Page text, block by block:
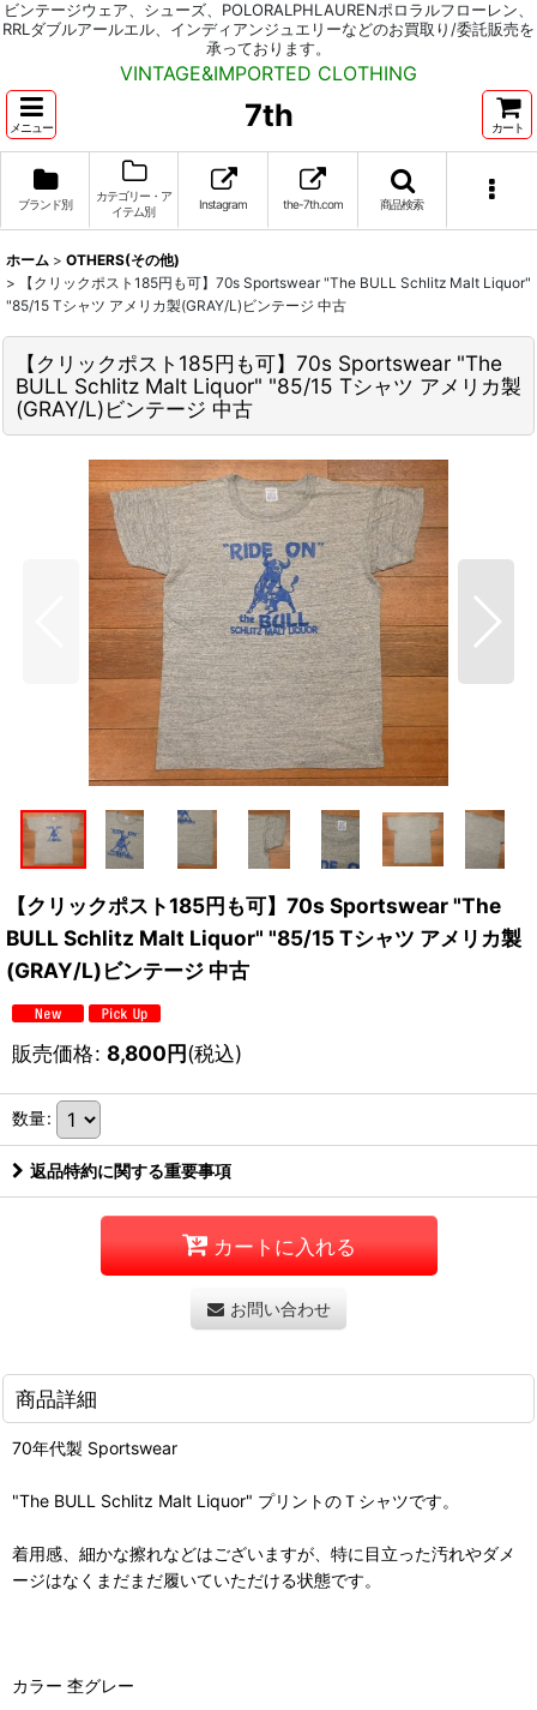
ビンテージウェア、シューズ、POLORALPHLAURENポロラルフローレン、
RRLダブルアールエル、インディアンジュエリーなどのお買取り/委託販売を
承っております。
VINTAGE&IMPORTED CLOTHING
メニュー 7th カート
ブランド別
カテゴリー・ア
イテム別
Instagram the-7th.com 商品検索
ホーム > OTHERS(その他)
>
【クリックポスト185円も可】70s Sportswear "The BULL Schlitz Malt Liquor"
"85/15 Tシャツ アメリカ製(GRAY/L)ビンテージ 中古
【クリックポスト185円も可】70s Sportswear "The
BULL Schlitz Malt Liquor" "85/15 Tシャツ アメリカ製
(GRAY/L)ビンテージ 中古
【クリックポスト185円も可】70s Sportswear "The
BULL Schlitz Malt Liquor" "85/15 Tシャツ アメリカ製
(GRAY/L)ビンテージ 中古
販売価格: 8,800円(税込)
数量:
返品特約に関する重要事項
カートに入れる
お問い合わせ
商品詳細
70年代製 Sportswear
"The BULL Schlitz Malt Liquor" プリントのＴシャツです。
着用感、細かな擦れなどはございますが、特に目立った汚れやダメ
ージはなくまだまだ履いていただける状態です。
カラー 杢グレー